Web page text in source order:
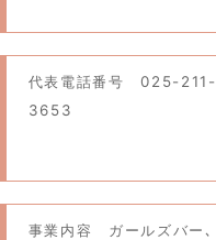
代表電話番号 025-211-
3653
事業内容 ガールズバー､